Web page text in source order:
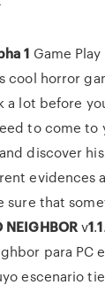
1 Game
cool horror
a lot before
to come to
discover
evidences
sure that
NEIGHBORv1.1
para PC
escenario